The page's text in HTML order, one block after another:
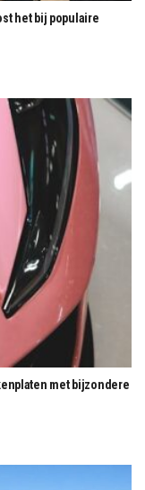
het bij populaire
met bijzondere